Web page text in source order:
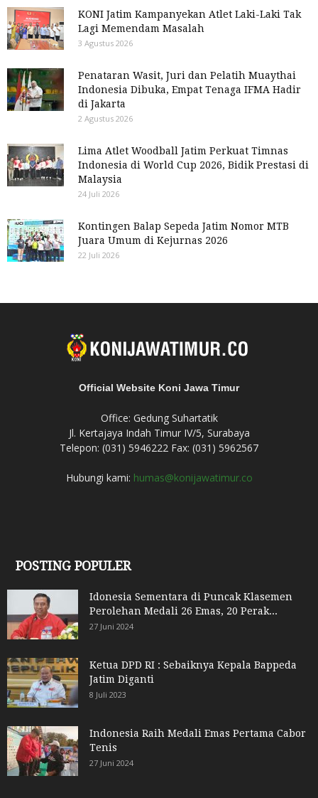
KONI Jatim Kampanyekan Atlet Laki-Laki Tak
Lagi Memendam Masalah
3 Agustus 2026
Penataran Wasit, Juri dan Pelatih Muaythai
Indonesia Dibuka, Empat Tenaga IFMA Hadir
di Jakarta
2 Agustus 2026
Lima Atlet Woodball Jatim Perkuat Timnas
Indonesia di World Cup 2026, Bidik Prestasi di
Malaysia
24 Juli 2026
Kontingen Balap Sepeda Jatim Nomor MTB
Juara Umum di Kejurnas 2026
22 Juli 2026
Official Website Koni Jawa Timur
Office: Gedung Suhartatik
Jl. Kertajaya Indah Timur IV/5, Surabaya
Telepon: (031) 5946222 Fax: (031) 5962567
Hubungi kami: humas@konijawatimur.co
POSTING POPULER
Idonesia Sementara di Puncak Klasemen
Perolehan Medali 26 Emas, 20 Perak...
27 Juni 2024
Ketua DPD RI : Sebaiknya Kepala Bappeda
Jatim Diganti
8 Juli 2023
Indonesia Raih Medali Emas Pertama Cabor
Tenis
27 Juni 2024